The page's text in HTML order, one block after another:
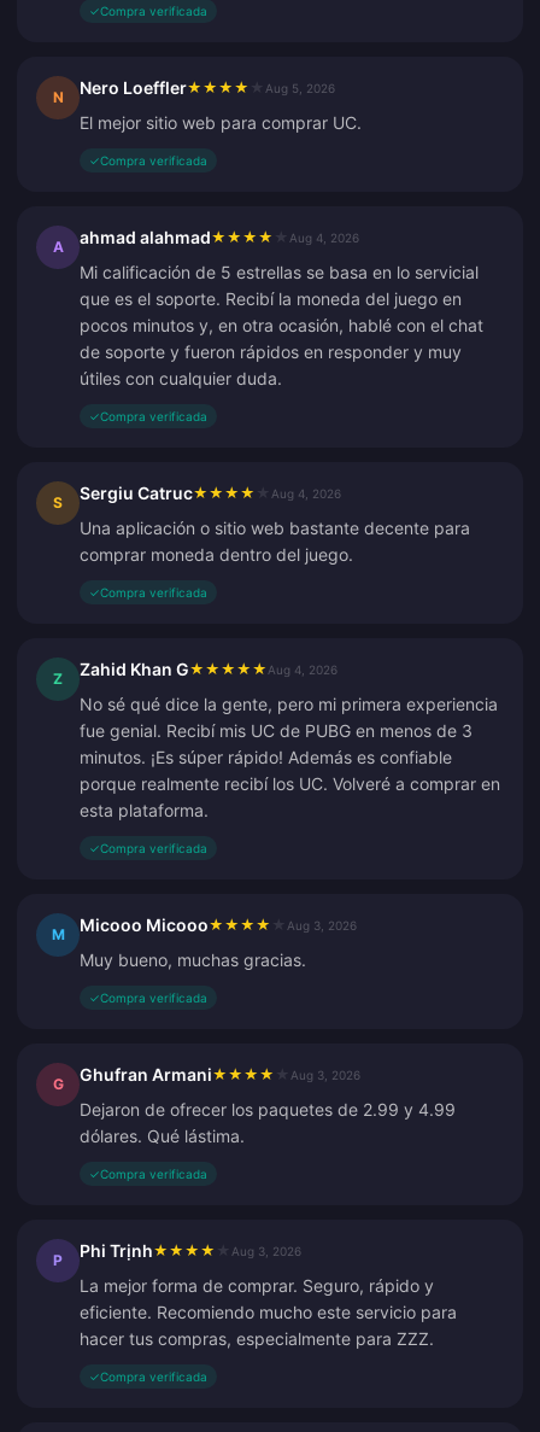
✓Compra verificada
N Nero Loeffler★ ★ ★ ★ Aug 5, 2026
El mejor sitio web para comprar UC.
✓Compra verificada
A ahmad alahmad★ ★ ★ ★ Aug 4, 2026
Mi calificación de 5 estrellas se basa en lo servicial
que es el soporte. Recibí la moneda del juego en
pocos minutos y, en otra ocasión, hablé con el chat
de soporte y fueron rápidos en responder y muy
útiles con cualquier duda.
✓Compra verificada
S Sergiu Catruc★ ★ ★ ★ Aug 4, 2026
Una aplicación o sitio web bastante decente para
comprar moneda dentro del juego.
✓Compra verificada
Z Zahid Khan G★ ★ ★ ★ ★ Aug 4, 2026
No sé qué dice la gente, pero mi primera experiencia
fue genial. Recibí mis UC de PUBG en menos de 3
minutos. ¡Es súper rápido! Además es confiable
porque realmente recibí los UC. Volveré a comprar en
esta plataforma.
✓Compra verificada
M Micooo Micooo★ ★ ★ ★ Aug 3, 2026
Muy bueno, muchas gracias.
✓Compra verificada
G Ghufran Armani★ ★ ★ ★ Aug 3, 2026
Dejaron de ofrecer los paquetes de 2.99 y 4.99
dólares. Qué lástima.
✓Compra verificada
P Phi Trịnh★ ★ ★ ★ Aug 3, 2026
La mejor forma de comprar. Seguro, rápido y
eficiente. Recomiendo mucho este servicio para
hacer tus compras, especialmente para ZZZ.
✓Compra verificada